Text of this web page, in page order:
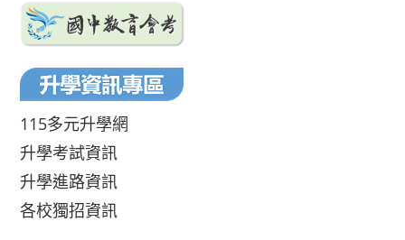
115多元升學網
升學考試資訊
升學進路資訊
各校獨招資訊